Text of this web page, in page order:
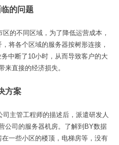
的问题
的不同区域，为了降低运营成本，
将各个区域的服务器按树形连接，
中断了10小时，从而导致客户的大
来直接的经济损失。
方案
主管工程师的描述后，派遣研发人
公司的服务器机房。了解到BY数据
一些小区的楼顶，电梯房等，没有